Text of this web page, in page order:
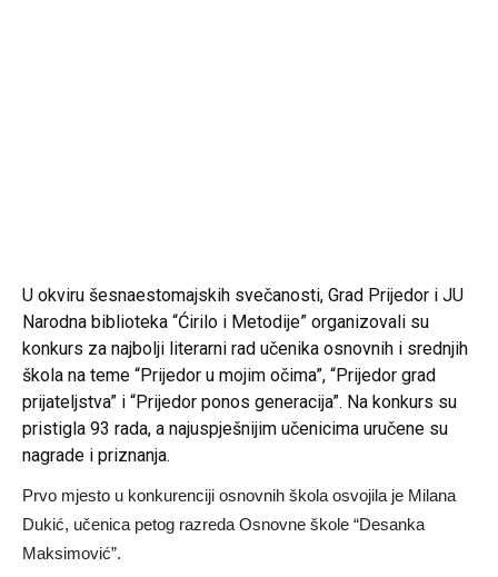
U okviru šesnaestomajskih svečanosti, Grad Prijedor i JU
Narodna biblioteka “Ćirilo i Metodije” organizovali su
konkurs za najbolji literarni rad učenika osnovnih i srednjih
škola na teme “Prijedor u mojim očima”, “Prijedor grad
prijateljstva” i “Prijedor ponos generacija”. Na konkurs su
pristigla 93 rada, a najuspješnijim učenicima uručene su
nagrade i priznanja.
Prvo mjesto u konkurenciji osnovnih škola osvojila je Milana
Dukić, učenica petog razreda Osnovne škole “Desanka
Maksimović”.